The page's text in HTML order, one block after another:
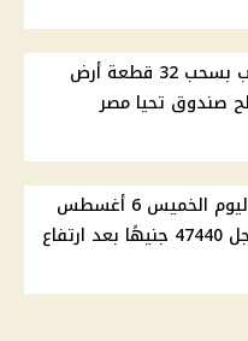
توفيق عكاشة يطالب بسحب 32 قطعة أرض
صندوق تحيا مصر
سعر الجنيه الذهب اليوم الخميس 6 أغسطس
2026 في مصر.. يسجل 47440 جنيهًا بعد ارتفاع